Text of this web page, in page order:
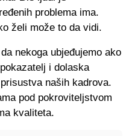
problema ima.
želi može to da vidi.
nekoga ubjeđujemo ako
i dolaska
naših kadrova.
pod pokroviteljstvom
kvaliteta.